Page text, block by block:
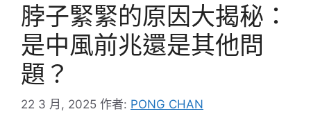
脖子緊緊的原因大揭秘：
是中風前兆還是其他問
題？
22 3 月, 2025 作者: PONG CHAN